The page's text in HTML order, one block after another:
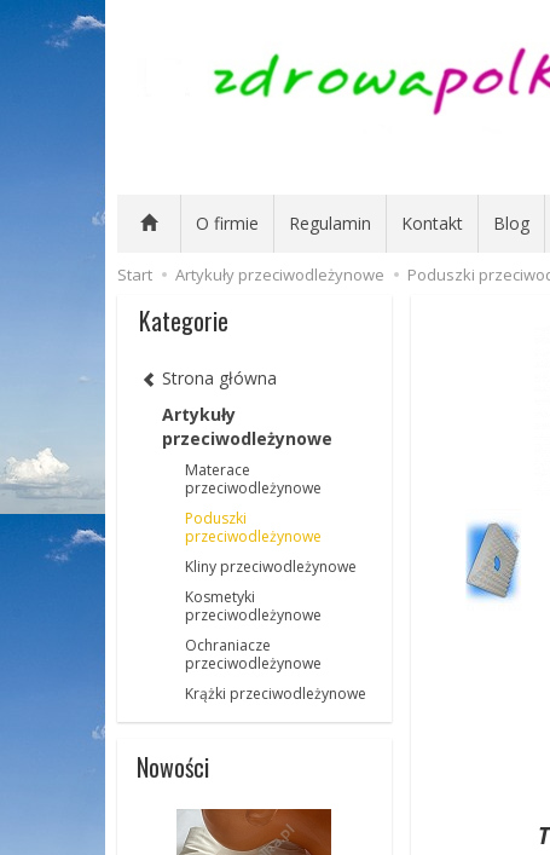
O firmie Regulamin Kontakt Blog
Start Artykuły przeciwodleżynowe Poduszki
Kategorie
Strona główna
Artykuły
przeciwodleżynowe
Materace
przeciwodleżynowe
Poduszki
przeciwodleżynowe
Kliny przeciwodleżynowe
Kosmetyki
przeciwodleżynowe
Ochraniacze
przeciwodleżynowe
Krążki przeciwodleżynowe
Nowości